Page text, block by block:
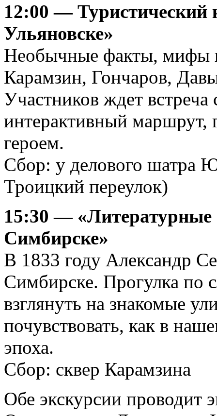
12:00 — Туристический
Ульяновске»
Необычные факты, мифы
Карамзин, Гончаров,
Участников ждет встреча
интерактивный маршрут,
героем.
Сбор: у делового
Троицкий переулок)
15:30 —
Симбирске»
В 1833 году Александр
Симбирске. Прогулка по
взглянуть на знакомые
почувствовать, как в
эпоха.
Сбор: сквер Карамзина
Обе экскурсии проводит